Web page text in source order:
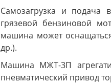
Самозагрузка и подача
грязевой бензиновой
машина может
др.).
Машина МЖТ-3П
пневматический привод